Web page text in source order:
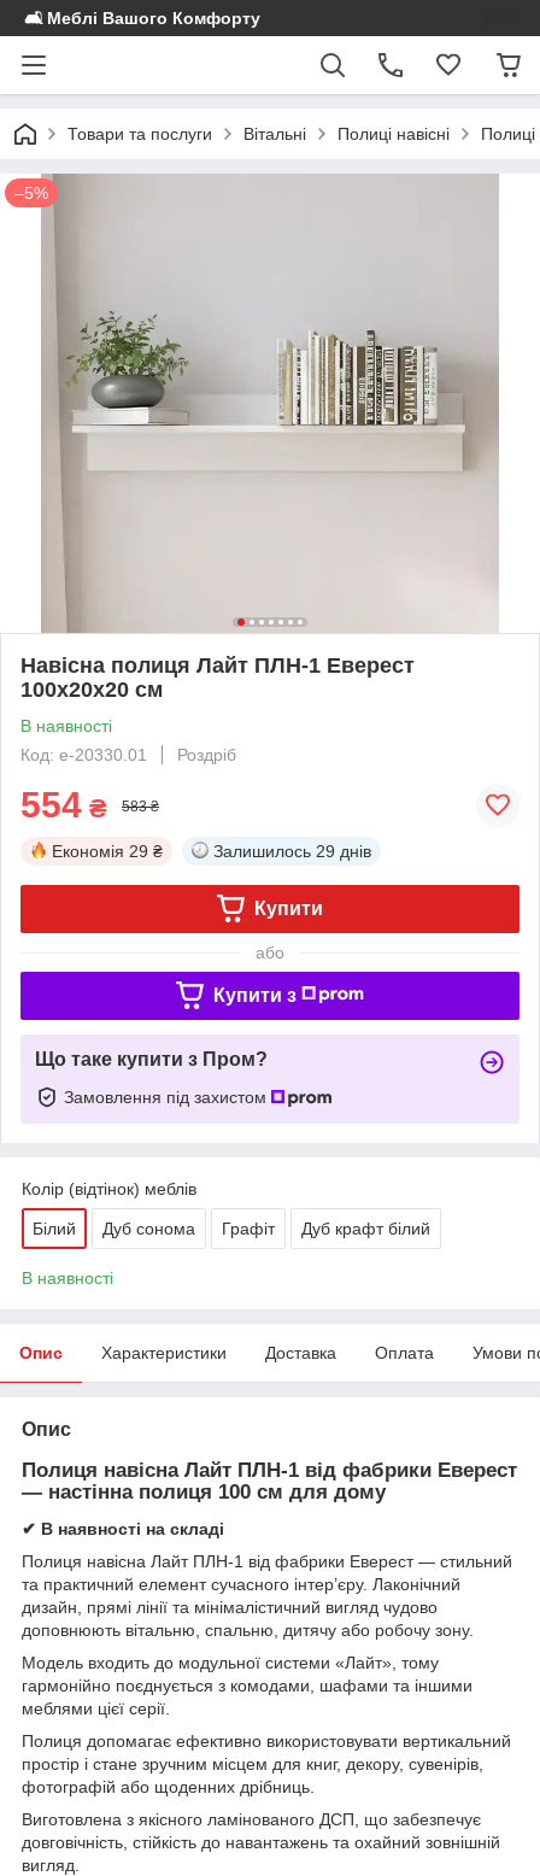
🛋️ Меблі Вашого Комфорту
Товари та послуги Вітальні Полиці навісні Полиці
–5%
Навісна полиця Лайт ПЛН-1 Еверест
100x20x20 см
В наявності
Код: е-20330.01
Роздріб
554 ₴ 583 ₴
Економія 29 ₴ Залишилось 29 днів
Купити
або
Купити з
Що таке купити з Пром?
Замовлення під захистом
Колір (відтінок) меблів
Білий Дуб сонома Графіт Дуб крафт білий
В наявності
Опис Характеристики Доставка Оплата Умови
Опис
Полиця навісна Лайт ПЛН-1 від фабрики Еверест
— настінна полиця 100 см для дому
✔ В наявності на складі
Полиця навісна Лайт ПЛН-1 від фабрики Еверест — стильний
та практичний елемент сучасного інтер’єру. Лаконічний
дизайн, прямі лінії та мінімалістичний вигляд чудово
доповнюють вітальню, спальню, дитячу або робочу зону.
Модель входить до модульної системи «Лайт», тому
гармонійно поєднується з комодами, шафами та іншими
меблями цієї серії.
Полиця допомагає ефективно використовувати вертикальний
простір і стане зручним місцем для книг, декору, сувенірів,
фотографій або щоденних дрібниць.
Виготовлена з якісного ламінованого ДСП, що забезпечує
довговічність, стійкість до навантажень та охайний зовнішній
вигляд.